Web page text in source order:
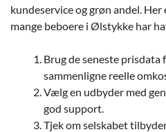
kundeservice og grøn andel.
mange beboere i Ølstykke har
Brug de seneste
sammenligne reelle
Vælg en udbyder med
god support.
Tjek om selskabet